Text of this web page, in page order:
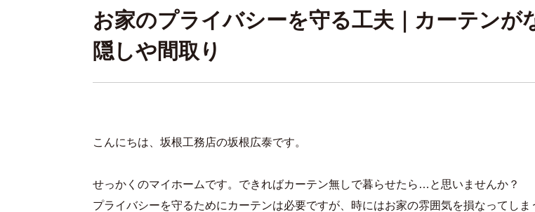
お家のプライバシーを守る工夫｜カーテンが
隠しや間取り
こんにちは、坂根工務店の坂根広泰です。
せっかくのマイホームです。できればカーテン無しで暮らせたら…と思いませんか？
プライバシーを守るためにカーテンは必要ですが、時にはお家の雰囲気を損なってしま